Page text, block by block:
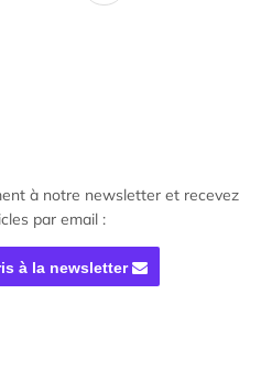
à notre newsletter et recevez
par email :
à la newsletter